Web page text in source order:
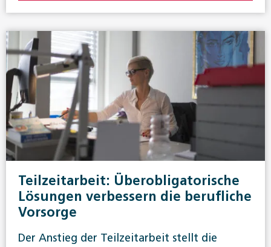
Teilzeitarbeit: Überobligatorische
Lösungen verbessern die berufliche
Vorsorge
Der Anstieg der Teilzeitarbeit stellt die